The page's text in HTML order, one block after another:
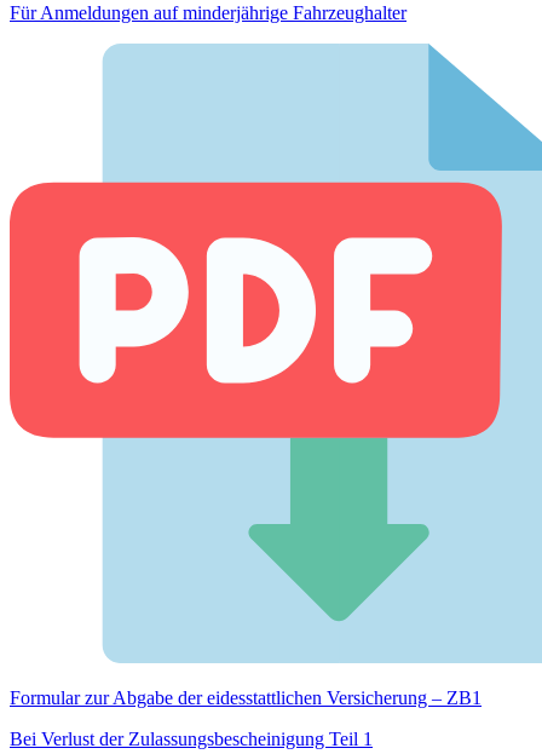
Für Anmeldungen auf minderjährige Fahrzeughalter
Formular zur Abgabe der eides­stattlichen Versicherung – ZB1
Bei Verlust der Zulassungsbescheinigung Teil 1